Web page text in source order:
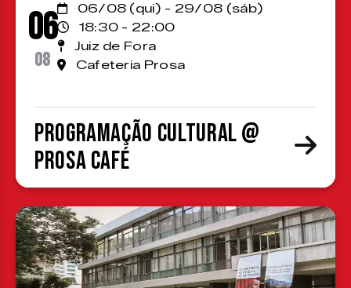
06
08
06/08 (qui) - 29/08 (sáb)
18:30 - 22:00
Juiz de Fora
Cafeteria Prosa
Programação cultural @
Prosa Café